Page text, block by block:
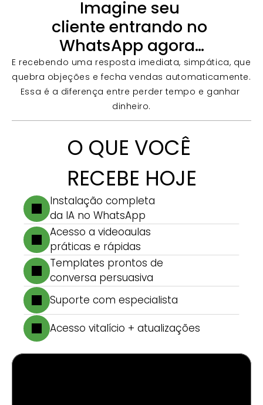
Imagine seu
cliente entrando no
WhatsApp agora…
E recebendo uma resposta imediata, simpática, que
quebra objeções e fecha vendas automaticamente.
Essa é a diferença entre perder tempo e ganhar
dinheiro.
O QUE VOCÊ
RECEBE HOJE
Instalação completa
da IA no WhatsApp
Acesso a videoaulas
práticas e rápidas
Templates prontos de
conversa persuasiva
Suporte com especialista
Acesso vitalício + atualizações